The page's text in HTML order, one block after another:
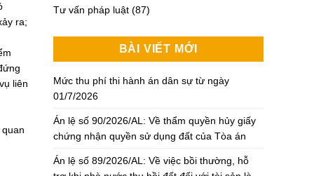
ra;
liên
Tư vấn pháp luật (87)
BÀI VIẾT MỚI
Mức thu phí thi hành án dân sự từ ngày
01/7/2026
Án lệ số 90/2026/AL: Về thẩm quyền hủy giấy
chứng nhận quyền sử dụng đất của Tòa án
Án lệ số 89/2026/AL: Về việc bồi thường, hỗ